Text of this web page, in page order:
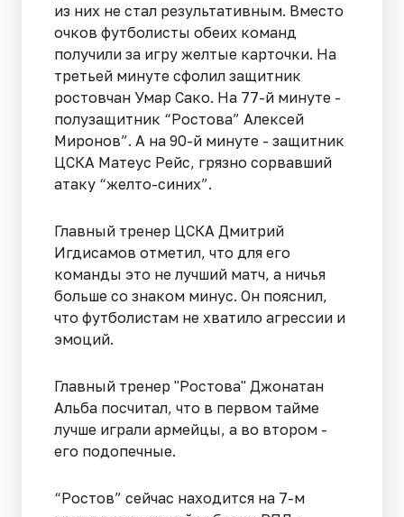
из них не стал результативным. Вместо
очков футболисты обеих команд
получили за игру желтые карточки. На
третьей минуте сфолил защитник
ростовчан Умар Сако. На 77-й минуте -
полузащитник “Ростова” Алексей
Миронов”. А на 90-й минуте - защитник
ЦСКА Матеус Рейс, грязно сорвавший
атаку “желто-синих”.
Главный тренер ЦСКА Дмитрий
Игдисамов отметил, что для его
команды это не лучший матч, а ничья
больше со знаком минус. Он пояснил,
что футболистам не хватило агрессии и
эмоций.
Главный тренер "Ростова" Джонатан
Альба посчитал, что в первом тайме
лучше играли армейцы, а во втором -
его подопечные.
“Ростов” сейчас находится на 7-м